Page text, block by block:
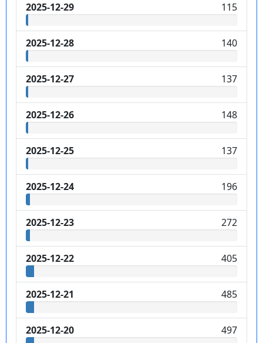
2025-12-29 115
2025-12-28 140
2025-12-27 137
2025-12-26 148
2025-12-25 137
2025-12-24 196
2025-12-23 272
2025-12-22 405
2025-12-21 485
2025-12-20 497